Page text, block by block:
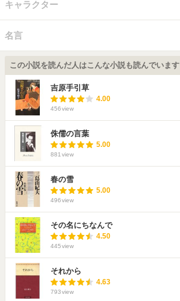
キャラクター
名言
この小説を読んだ人はこんな小説も読んでいます
吉原手引草
4.00
456view
侏儒の言葉
5.00
881 view
春の雪
5.00
496view
その名にちなんで
4.50
445view
それから
4.63
793view